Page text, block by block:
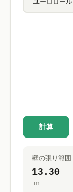
計算
壁の張り範囲
13.30
m